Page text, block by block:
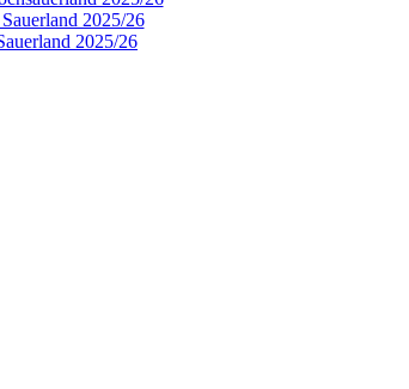
2025/26
2025/26